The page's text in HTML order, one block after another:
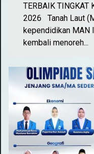
TERBAIK TINGKAT
2026 Tanah Laut
kependidikan MAN
kembali menoreh...